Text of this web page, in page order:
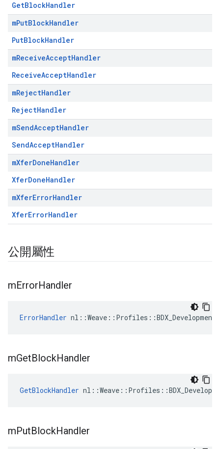
GetBlockHandler
mPutBlockHandler
PutBlockHandler
mReceiveAcceptHandler
ReceiveAcceptHandler
mRejectHandler
RejectHandler
mSendAcceptHandler
SendAcceptHandler
mXferDoneHandler
XferDoneHandler
mXferErrorHandler
XferErrorHandler
公開屬性
mErrorHandler
ErrorHandler
mGetBlockHandler
GetBlockHandler
mPutBlockHandler